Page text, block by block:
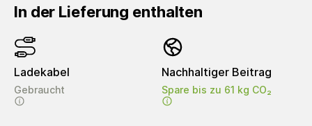
In der Lieferung enthalten
Ladekabel
Gebraucht
Nachhaltiger Beitrag
Spare bis zu 61 kg CO₂